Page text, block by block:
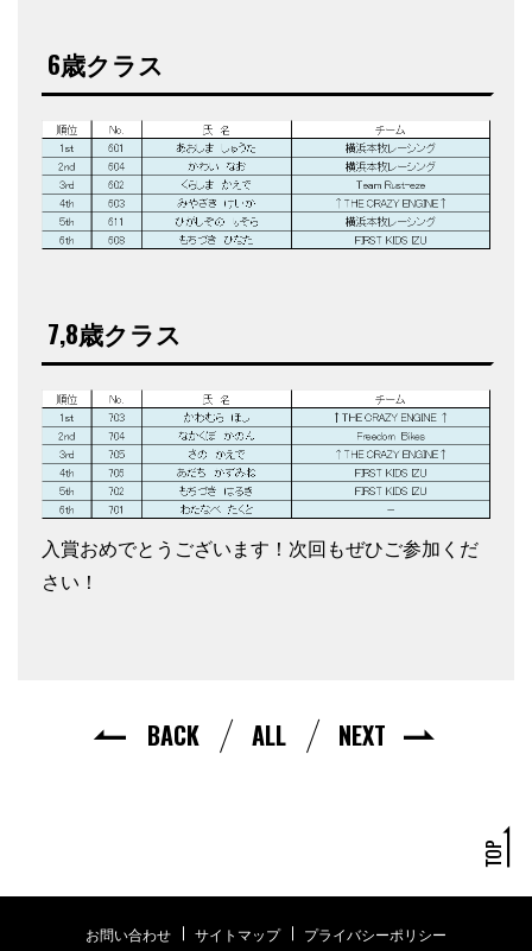
6歳クラス
7,8歳クラス
入賞おめでとうございます！次回もぜひご参加くだ
さい！
BACK ALL NEXT
お問い合わせ サイトマップ プライバシーポリシー